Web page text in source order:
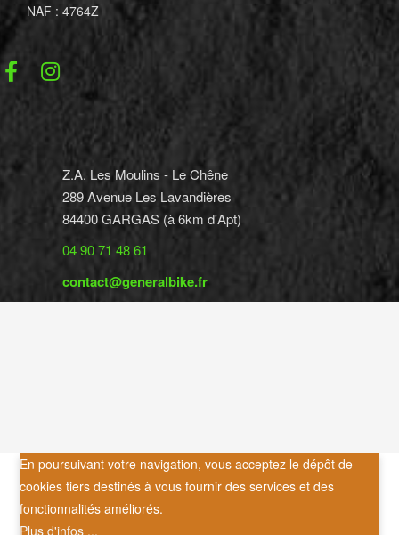
NAF : 4764Z
Z.A. Les Moulins - Le Chêne
289 Avenue Les Lavandières
84400 GARGAS (à 6km d'Apt)
04 90 71 48 61
contact@generalbike.fr
En poursuivant votre navigation, vous acceptez le dépôt de
cookies tiers destinés à vous fournir des services et des
fonctionnalités améliorés.
Plus d'infos ...